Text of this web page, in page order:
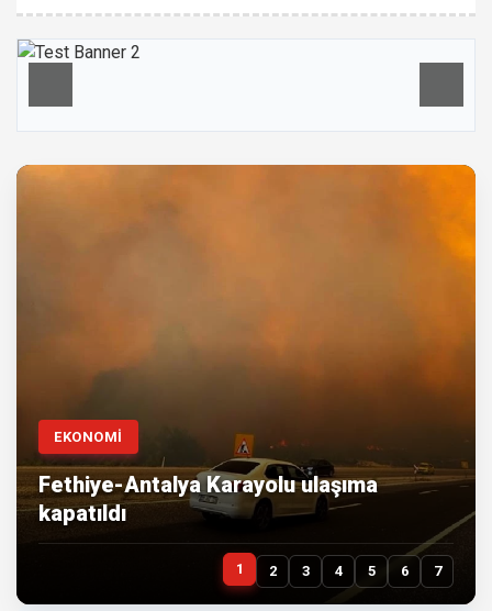
EKONOMİ
Fethiye-Antalya Karayolu ulaşıma
kapatıldı
1 2 3 4 5 6 7